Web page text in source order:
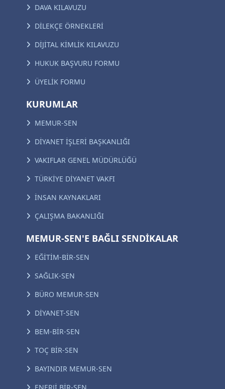
DAVA KILAVUZU
DİLEKÇE ÖRNEKLERİ
DİJİTAL KİMLİK KILAVUZU
HUKUK BAŞVURU FORMU
ÜYELİK FORMU
KURUMLAR
MEMUR-SEN
DİYANET İŞLERİ BAŞKANLIĞI
VAKIFLAR GENEL MÜDÜRLÜĞÜ
TÜRKİYE DİYANET VAKFI
İNSAN KAYNAKLARI
ÇALIŞMA BAKANLIĞI
MEMUR-SEN'E BAĞLI SENDİKALAR
EĞİTİM-BİR-SEN
SAĞLIK-SEN
BÜRO MEMUR-SEN
DİYANET-SEN
BEM-BİR-SEN
TOÇ BİR-SEN
BAYINDIR MEMUR-SEN